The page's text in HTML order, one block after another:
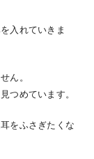
入れていきま
ん。
つめています。
をふさぎたくな